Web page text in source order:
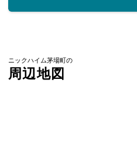
ニックハイム茅場町の
周辺地図